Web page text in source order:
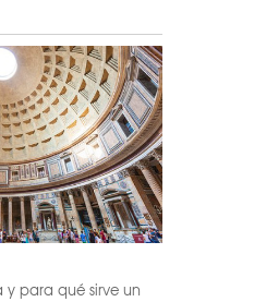
y para qué sirve un